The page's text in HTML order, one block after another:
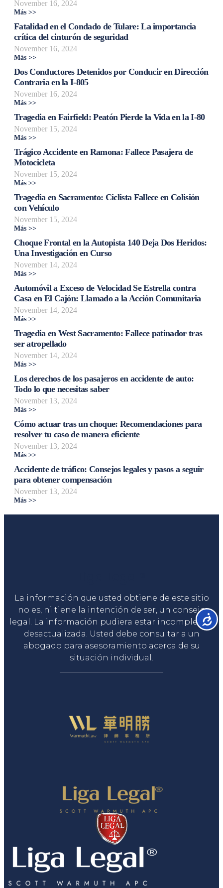
November 16, 2024
Más >>
Fatalidad en el Condado de Tulare: La importancia
crítica del cinturón de seguridad
November 16, 2024
Más >>
Dos Conductores Detenidos por Conducir en Dirección
Contraria en la I-805
November 16, 2024
Más >>
Tragedia en Fairfield: Peatón Pierde la Vida en la I-80
November 15, 2024
Más >>
Trágico Accidente en Ramona: Fallece Pasajera de
Motocicleta
November 15, 2024
Más >>
Tragedia en Sacramento: Ciclista Fallece en Colisión
con Vehículo
November 15, 2024
Más >>
Choque Frontal en la Autopista 140 Deja Dos Heridos:
Una Investigación en Curso
November 14, 2024
Más >>
Automóvil a Exceso de Velocidad Se Estrella contra
Casa en El Cajón: Llamado a la Acción Comunitaria
November 14, 2024
Más >>
Tragedia en West Sacramento: Fallece patinador tras
ser atropellado
November 14, 2024
Más >>
Los derechos de los pasajeros en accidente de auto:
Todo lo que necesitas saber
November 13, 2024
Más >>
Cómo actuar tras un choque: Recomendaciones para
resolver tu caso de manera eficiente
November 13, 2024
Más >>
Accidente de tráfico: Consejos legales y pasos a seguir
para obtener compensación
November 13, 2024
Más >>
La información que usted obtiene de este sitio
no es, ni tiene la intención de ser, un consejo
legal. La información pudiera estar incompleta o
desactualizada. Usted debe consultar a un
abogado para asesoramiento acerca de su
situación individual.